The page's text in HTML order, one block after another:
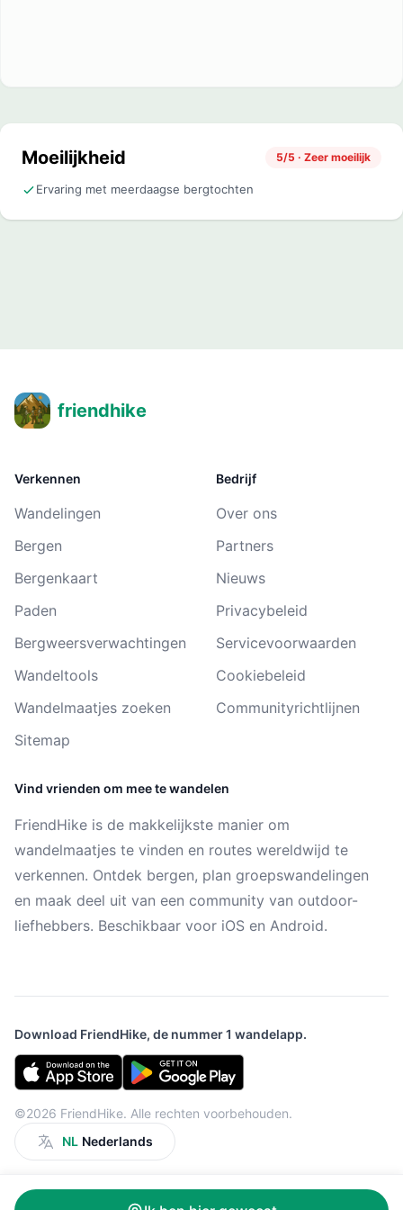
Moeilijkheid 5/5 · Zeer moeilijk
Ervaring met meerdaagse bergtochten
friendhike
Verkennen
Wandelingen
Bergen
Bergenkaart
Paden
Bergweersverwachtingen
Wandeltools
Wandelmaatjes zoeken
Sitemap
Bedrijf
Over ons
Partners
Nieuws
Privacybeleid
Servicevoorwaarden
Cookiebeleid
Communityrichtlijnen
Vind vrienden om mee te wandelen
FriendHike is de makkelijkste manier om
wandelmaatjes te vinden en routes wereldwijd te
verkennen. Ontdek bergen, plan groepswandelingen
en maak deel uit van een community van outdoor-
liefhebbers. Beschikbaar voor iOS en Android.
Download FriendHike, de nummer 1 wandelapp.
©2026 FriendHike. Alle rechten voorbehouden.
NL Nederlands